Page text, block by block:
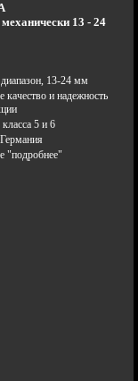
13 - 24
13-24 мм
качество и надежность
5 и 6
"подробнее"